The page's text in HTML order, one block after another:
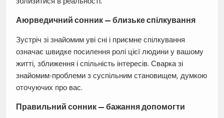
Аюрведичний сонник — близьке спілкування
Зустріч зі знайомим уві сні і приємне спілкування
означає швидке посилення ролі цієї людини у вашому
житті, зближення і спільність інтересів. Сварка зі
знайомим-проблеми з суспільним становищем, думкою
оточуючих про вас.
Правильний сонник — бажання допомогти